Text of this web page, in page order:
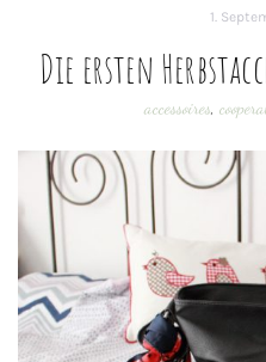
1.
Die ersten
accessoires,